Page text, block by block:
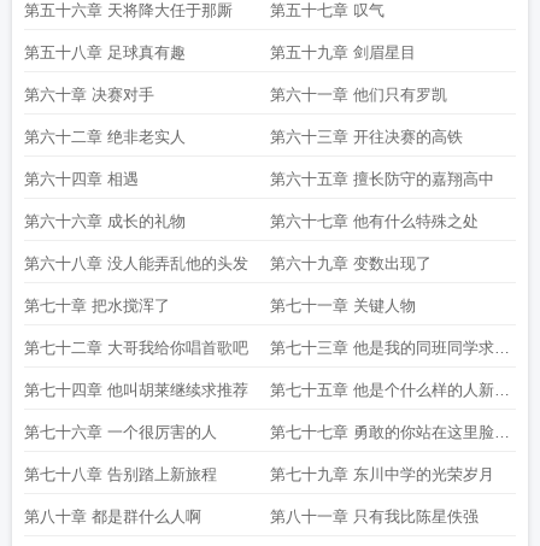
第五十六章 天将降大任于那厮 第五十七章 叹气
第五十八章 足球真有趣 第五十九章 剑眉星目
第六十章 决赛对手 第六十一章 他们只有罗凯
第六十二章 绝非老实人 第六十三章 开往决赛的高铁
第六十四章 相遇 第六十五章 擅长防守的嘉翔高中
第六十六章 成长的礼物 第六十七章 他有什么特殊之处
第六十八章 没人能弄乱他的头发 第六十九章 变数出现了
第七十章 把水搅浑了 第七十一章 关键人物
第七十二章 大哥我给你唱首歌吧 第七十三章 他是我的同班同学求推
荐票
第七十四章 他叫胡莱继续求推荐 第七十五章 他是个什么样的人新一
周求推荐票
第七十六章 一个很厉害的人 第七十七章 勇敢的你站在这里脸庞
清瘦却骄傲
第七十八章 告别踏上新旅程 第七十九章 东川中学的光荣岁月
第八十章 都是群什么人啊 第八十一章 只有我比陈星佚强